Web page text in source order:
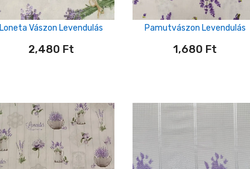
Loneta Vászon Levendulás
2,480 Ft
Pamutvászon Levendulás
1,680 Ft